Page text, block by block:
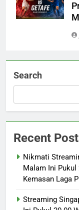
Search
Recent
Nikmati
Malam Ini Pukul
Kemasan Laga
Streaming